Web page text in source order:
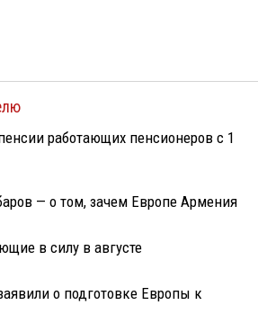
работающих пенсионеров с 1
— о том, зачем Европе Армения
в силу в августе
о подготовке Европы к